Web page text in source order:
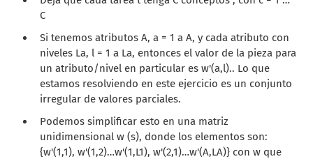
C
Si tenemos atributos A, a = 1 a A, y cada atributo con
niveles La, l = 1 a La, entonces el valor de la pieza para
un atributo/nivel en particular es w'(a,l).. Lo que
estamos resolviendo en este ejercicio es un conjunto
irregular de valores parciales.
Podemos simplificar esto en una matriz
unidimensional w (s), donde los elementos son:
{w'(1,1), w'(1,2)…w'(1,L1), w'(2,1)…w'(A,LA)} con w que